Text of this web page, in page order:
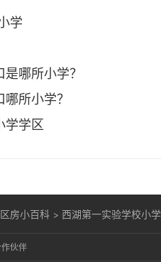
学
哪所小学？
所小学？
学学区
房小百科 > 西湖第一实验学校小
伙伴